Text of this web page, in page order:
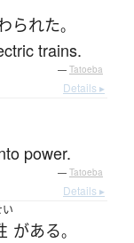
られた。
trains.
— Tatoeba
Details ▸
power.
— Tatoeba
Details ▸
がある。